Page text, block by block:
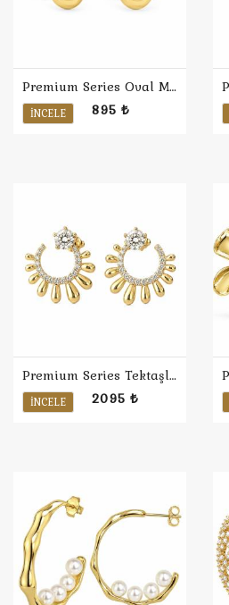
Premium Series Oval Minimal Küpe M
İNCELE 895 ₺
Premium Series Tektaşlı İki Ton Küpe
İNCELE 2095 ₺